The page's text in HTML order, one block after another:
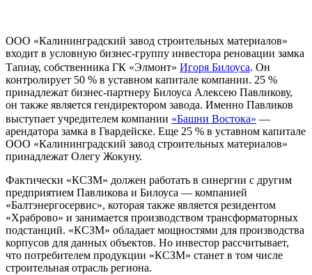
ООО «Калининградский завод строительных материалов»
входит в условную бизнес-группу инвестора реновации замка
Тапиау, собственника ГК «Элмонт» Игоря Билоуса. Он
контролирует 50 % в уставном капитале компании. 25 %
принадлежат бизнес-партнеру Билоуса Алексею Павликову,
он также является гендиректором завода. Именно Павликов
выступает учредителем компании «Башни Востока» —
арендатора замка в Гвардейске. Еще 25 % в уставном капитале
ООО «Калининградский завод строительных материалов»
принадлежат Олегу Жокуну.
Фактически «КСЗМ» должен работать в синергии с другим
предприятием Павликова и Билоуса — компанией
«Балтэнергосервис», которая также является резидентом
«Храброво» и занимается производством трансформаторных
подстанций. «КСЗМ» обладает мощностями для производства
корпусов для данных объектов. Но инвестор рассчитывает,
что потребителем продукции «КСЗМ» станет в том числе
строительная отрасль региона.